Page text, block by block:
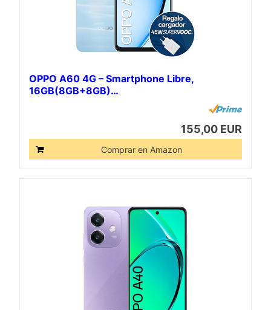
OPPO A60 4G – Smartphone Libre,
16GB(8GB+8GB)…
155,00 EUR
Comprar en Amazon